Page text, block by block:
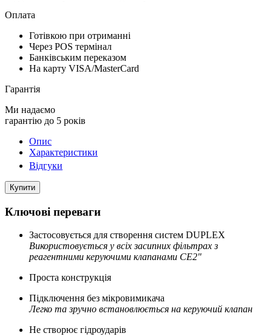
Оплата
Готівкою при отриманні
Через POS термінал
Банківським переказом
На карту VISA/MasterCard
Гарантія
Ми надаємо
гарантію до 5 років
Опис
Характеристики
Відгуки
Купити
Ключові переваги
Застосовується для створення систем DUPLEX
Використовується у всіх засипних фільтрах з
реагентними керуючими клапанами СЕ2"
Проста конструкція
Підключення без мікровимикача
Легко та зручно встановлюється на керуючий клапан
Не створює гідроударів